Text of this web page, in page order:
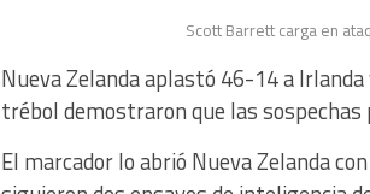
Scott Barrett carga en
Nueva Zelanda aplastó 46-14 a
trébol demostraron que las
El marcador lo abrió Nueva Zelanda